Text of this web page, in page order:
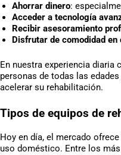
Ahorrar dinero:
Acceder a tecnología
Recibir asesoramiento
Disfrutar de comodidad en
En nuestra experiencia diaria
personas de todas las
acelerar su rehabilitación.
Tipos de equipos de
Hoy en día, el mercado
uso doméstico. Entre los